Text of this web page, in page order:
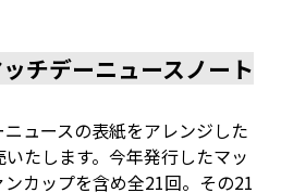
チデーニュースノート
ュースの表紙をアレンジした
たします。今年発行したマッ
カップを含め全21回。その21